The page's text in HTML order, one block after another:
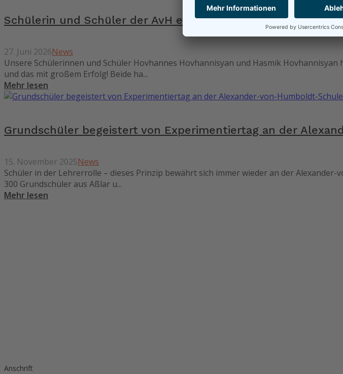
Schülerin und Schüler der AvH erhielten das Deutsche
27. Juni 2026News
Unsere Schülerinnen und Schüler Hovhannes Hovhannisyan und Hasmik
und das mit großem Erfolg! Beide ha...
Mehr lesen
Grundschüler begeistert von Experimentiertag an der
15. November 2025News
Schüler in der Lehrerrolle – dieses Prinzip bewährt sich immer wieder an der
300 Grundschüler aus Aßlar u...
Mehr lesen
Anschrift